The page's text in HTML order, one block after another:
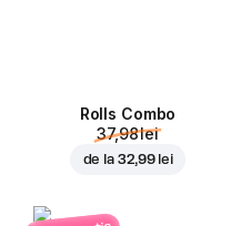
Rolls Combo
37,98 lei
de la 32,99 lei